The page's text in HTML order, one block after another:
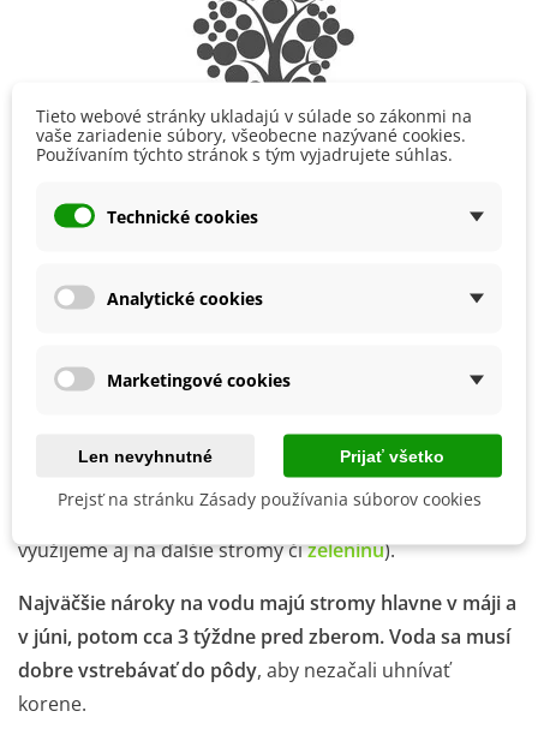
hnojenie aj po dokvete
predovšetkým
skúsenosti (k trojročnému stromu cca 10 kg hnoja, k
hnojivá určenépriamo pre broskyne, ktoré nám celú
prácu uľahčia. Vstrebávanie živín podporíme
postrekom listov roztokom
využijeme aj na ďalšie stromy čizeleninu).
Najväčšie nároky na vodu majú stromy hlavne v máji a
v júni, potom cca 3 týždne pred zberom. Voda sa musí
dobre vstrebávať do pôdy, aby nezačali uhnívať
korene.
Tieto webové stránky ukladajú v súlade so zákonmi na
vaše zariadenie súbory, všeobecne nazývané cookies.
Používaním týchto stránok s tým vyjadrujete súhlas.
Technické cookies
Analytické cookies
Marketingové cookies
Len nevyhnutné Prijať všetko
Prejsť na stránku Zásady používania súborov cookies